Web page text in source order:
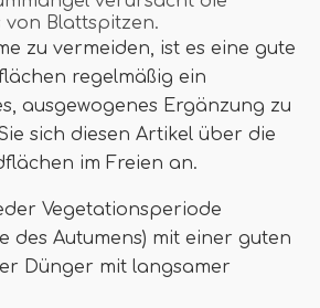
von Blattspitzen.
zu vermeiden, ist es eine gute
regelmäßig ein
ausgewogenes Ergänzung zu
sich diesen Artikel über die
im Freien an.
Vegetationsperiode
des Autumens) mit einer guten
Dünger mit langsamer